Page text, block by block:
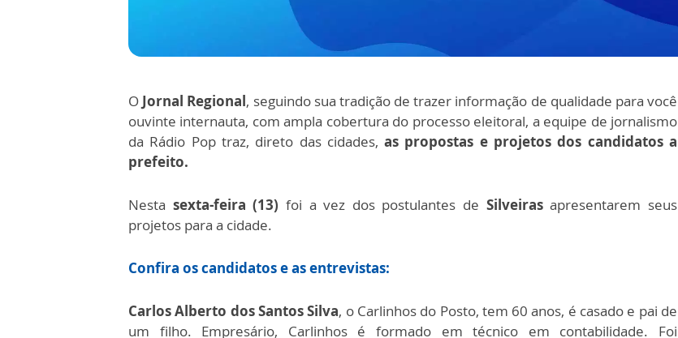
O Jornal Regional, seguindo sua tradição de trazer informação de qualidade para você
ouvinte internauta, com ampla cobertura do processo eleitoral, a equipe de jornalismo
da Rádio Pop traz, direto das cidades,as propostas e projetos dos candidatos a
prefeito.
Nesta sexta-feira (13) foi a vez dos postulantes de Silveirasapresentarem seus
projetos para a cidade.
Confira os candidatos e as entrevistas:
Carlos Alberto dos Santos Silva, o Carlinhos do Posto, tem 60 anos, é casado e pai de
um filho. Empresário, Carlinhos é formado em técnico em contabilidade. Foi